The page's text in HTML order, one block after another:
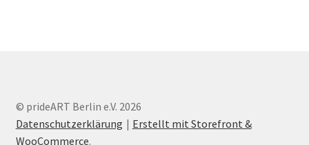
© prideART Berlin e.V. 2026
Datenschutzerklärung
Erstellt mit Storefront &
WooCommerce.